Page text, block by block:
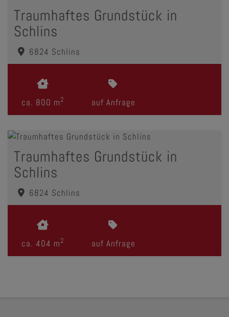
Traumhaftes Grundstück in
Schlins
6824 Schlins
ca. 800 m2 auf Anfrage
Traumhaftes Grundstück in
Schlins
6824 Schlins
ca. 404 m2 auf Anfrage